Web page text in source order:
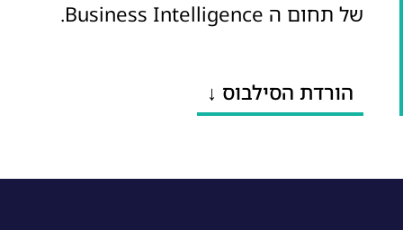
של תחום ה Business Intelligence.
הורדת הסילבוס ↓